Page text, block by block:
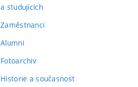
a studujících
Zaměstnanci
Alumni
Fotoarchiv
Historie a současnost